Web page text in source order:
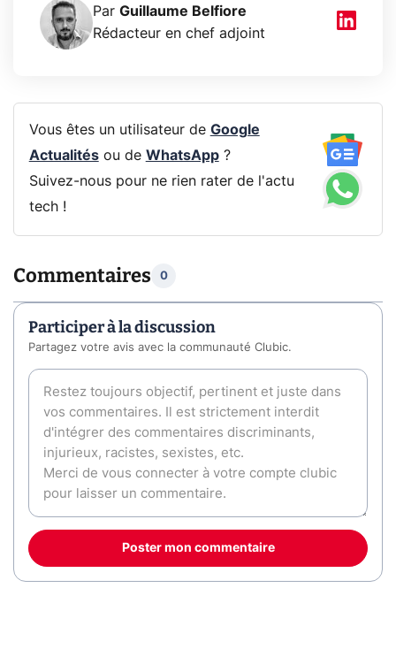
Par Guillaume Belfiore
Rédacteur en chef adjoint
Vous êtes un utilisateur de Google
Actualitésou de WhatsApp?
Suivez-nous pour ne rien rater de l'actu
tech !
Commentaires 0
Participer à la discussion
Partagez votre avis avec la communauté Clubic.
Poster mon commentaire